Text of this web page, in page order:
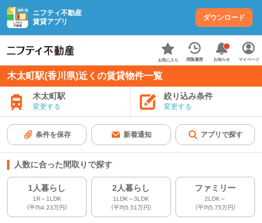
ニフティ不動産
賃貸アプリ
ダウンロード
お気に入り 閲覧履歴 お知らせ マイページ
木太町駅(香川県)近くの賃貸物件一覧
木太町駅
変更する
絞り込み条件
変更する
条件を保存 新着通知 アプリで探す
人数に合った間取りで探す
1人暮らし
1R～1LDK
（平均4.23万円）
2人暮らし
1LDK～3LDK
（平均5.51万円）
ファミリー
2LDK～
（平均5.75万円）